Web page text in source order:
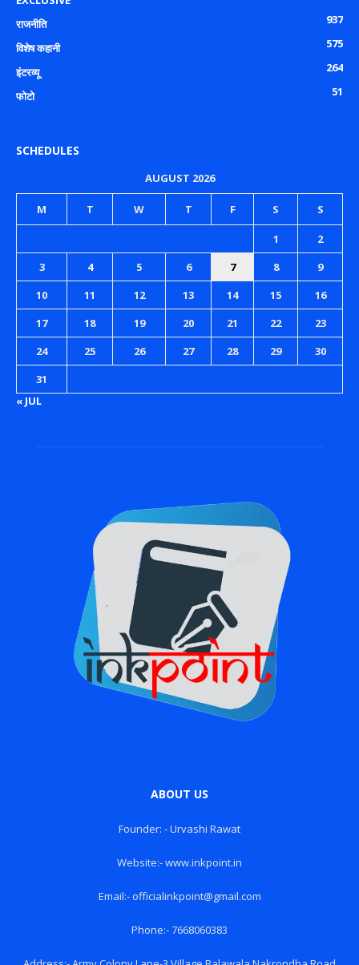
राजनीति
937
विशेष कहानी
575
इंटरव्यू
264
फोटो
51
SCHEDULES
AUGUST 2026
M T W T F S S
1
2
3
4 5 6 7 8
9
10
11 12 13 14 15
16
17
18 19 20 21 22
23
24
25 26 27 28 29
30
31
« JUL
ABOUT US
Founder: - Urvashi Rawat
Website:- www.inkpoint.in
Email:- officialinkpoint@gmail.com
Phone:- 7668060383